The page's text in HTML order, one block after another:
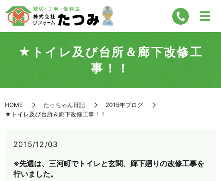
★トイレ及び台所＆廊下改修工
事！！
HOME たっちゃん日記
2015年ブログ
★トイレ及び台所＆廊下改修工事！！
2015/12/03
※先週は、三河町でトイレと玄関、廊下廻りの改修工事を
行いました。